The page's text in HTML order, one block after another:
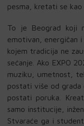
pesma, kretati se
To je Beograd koji
emotivan, energičan
kojem tradicija ne
sećanje. Ako EXPO
muziku, umetnost,
postati više od grada
postati poruka.
samo institucije,
Stvaraće ga i